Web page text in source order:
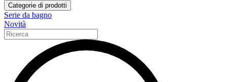
Categorie di prodotti
Serie da bagno
Novità